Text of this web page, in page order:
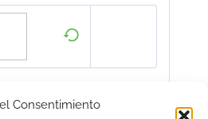
Consentimiento